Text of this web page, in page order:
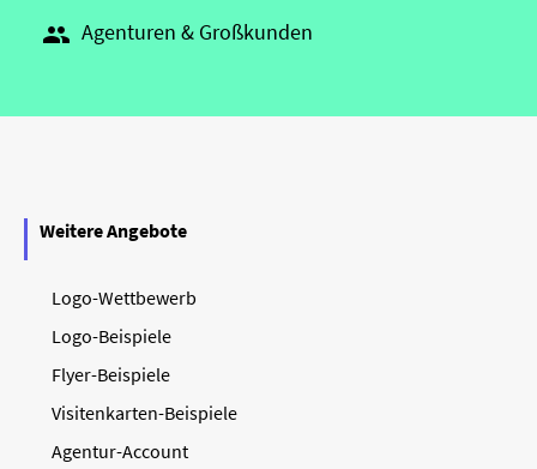
 Agenturen & Großkunden
Weitere Angebote
Logo-Wettbewerb
Logo-Beispiele
Flyer-Beispiele
Visitenkarten-Beispiele
Agentur-Account